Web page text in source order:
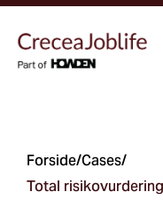
Forside/Cases/
Total